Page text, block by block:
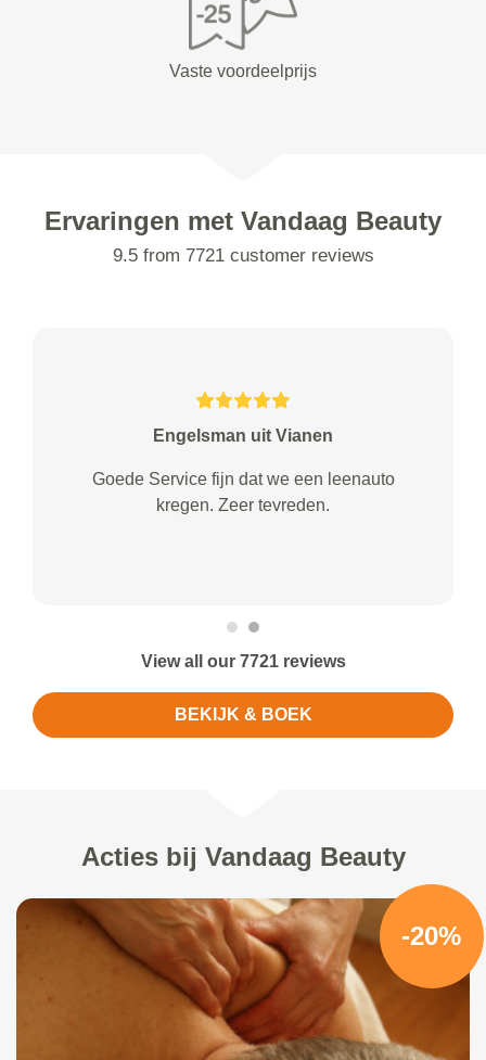
Vaste voordeelprijs
Ervaringen met Vandaag Beauty
9.5 from 7721 customer reviews
Engelsman uit Vianen
Goede Service fijn dat we een leenauto
kregen. Zeer tevreden.
View all our 7721 reviews
BEKIJK & BOEK
Acties bij Vandaag Beauty
-20%